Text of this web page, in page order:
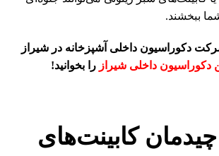
ببخشند.
سرکت دکوراسیون داخلی آشپزخانه در شیراز
دکوراسیون داخلی شیراز را بخوانید!
چیدمان کابینت‌های